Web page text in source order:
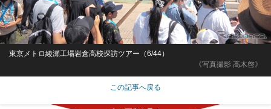
《写真撮影 高木啓》
東京メトロ綾瀬工場岩倉高校探訪ツアー（6/44）
この記事へ戻る